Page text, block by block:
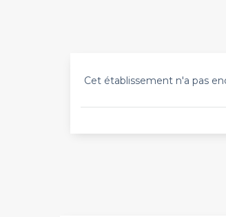
Cet établissement n'a pas